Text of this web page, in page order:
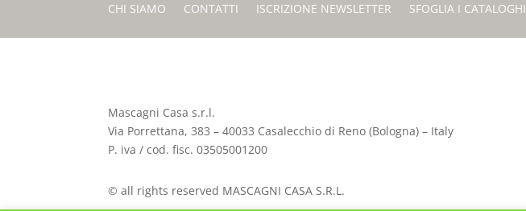
CHI SIAMO CONTATTI ISCRIZIONE NEWSLETTER SFOGLIA I CATALOGHI
Mascagni Casa s.r.l.
Via Porrettana, 383 – 40033 Casalecchio di Reno (Bologna) – Italy
P. iva / cod. fisc. 03505001200
© all rights reserved MASCAGNI CASA S.R.L.